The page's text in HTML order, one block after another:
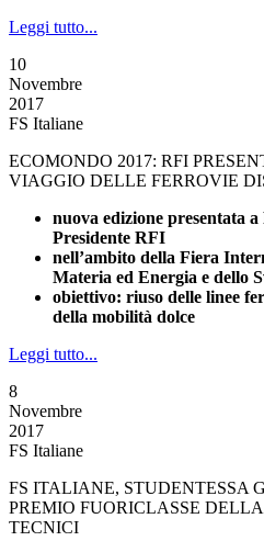
Leggi tutto...
10
Novembre
2017
FS Italiane
ECOMONDO 2017: RFI
VIAGGIO DELLE FERROVIE
nuova edizione presentata
Presidente RFI
nell’ambito della Fiera
Materia ed Energia e dello
obiettivo: riuso delle linee
della mobilità dolce
Leggi tutto...
8
Novembre
2017
FS Italiane
FS ITALIANE, STUDENTESSA
PREMIO FUORICLASSE
TECNICI